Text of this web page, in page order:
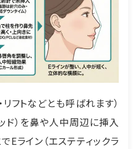
リフトなどとも呼ばれます）
ド）を鼻や人中周辺に挿入
Eライン（エステティックラ